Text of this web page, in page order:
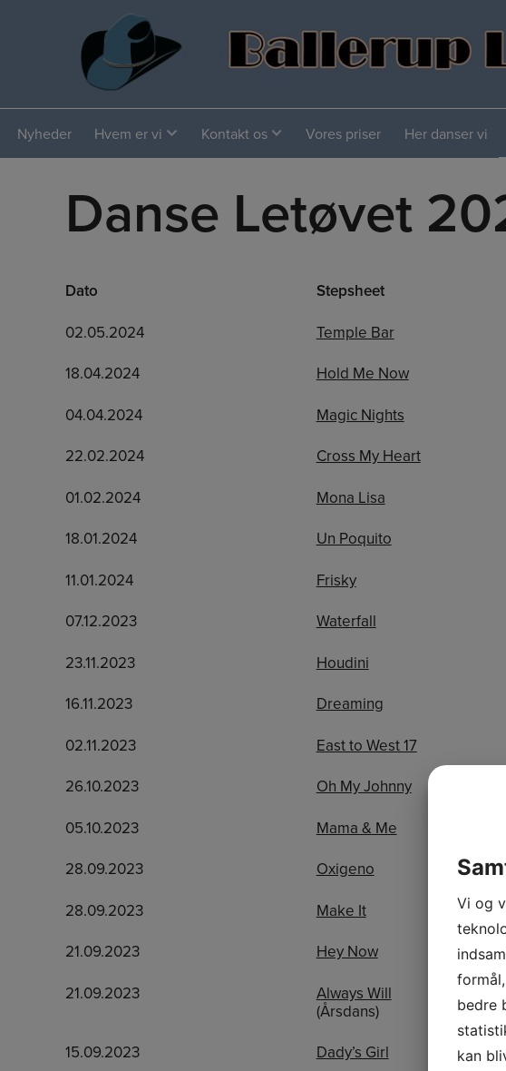
Nyheder Hvem er vi Kontakt os Vores priser Her danser vi
Danse Letøvet
Dato Stepsheet
02.05.2024
Temple Bar
18.04.2024
Hold Me Now
04.04.2024
Magic Nights
22.02.2024
Cross My Heart
01.02.2024
Mona Lisa
18.01.2024
Un Poquito
11.01.2024
Frisky
07.12.2023
Waterfall
23.11.2023
Houdini
16.11.2023
Dreaming
02.11.2023
East to West 17
26.10.2023
Oh My Johnny
05.10.2023
Mama & Me
28.09.2023
Oxigeno
28.09.2023
Make It
21.09.2023
Hey Now
21.09.2023
Always Will
(Årsdans)
15.09.2023 Dady’s Girl
Vi og
bedre
kan